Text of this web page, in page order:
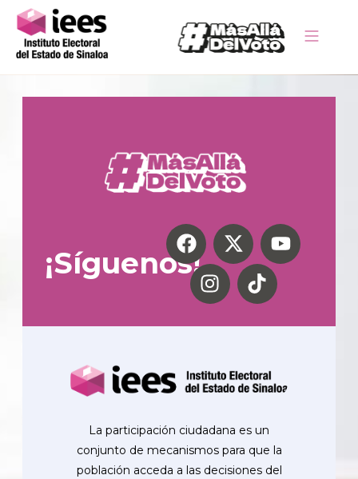
¡Síguenos!
La participación ciudadana es un
conjunto de mecanismos para que la
población acceda a las decisiones del